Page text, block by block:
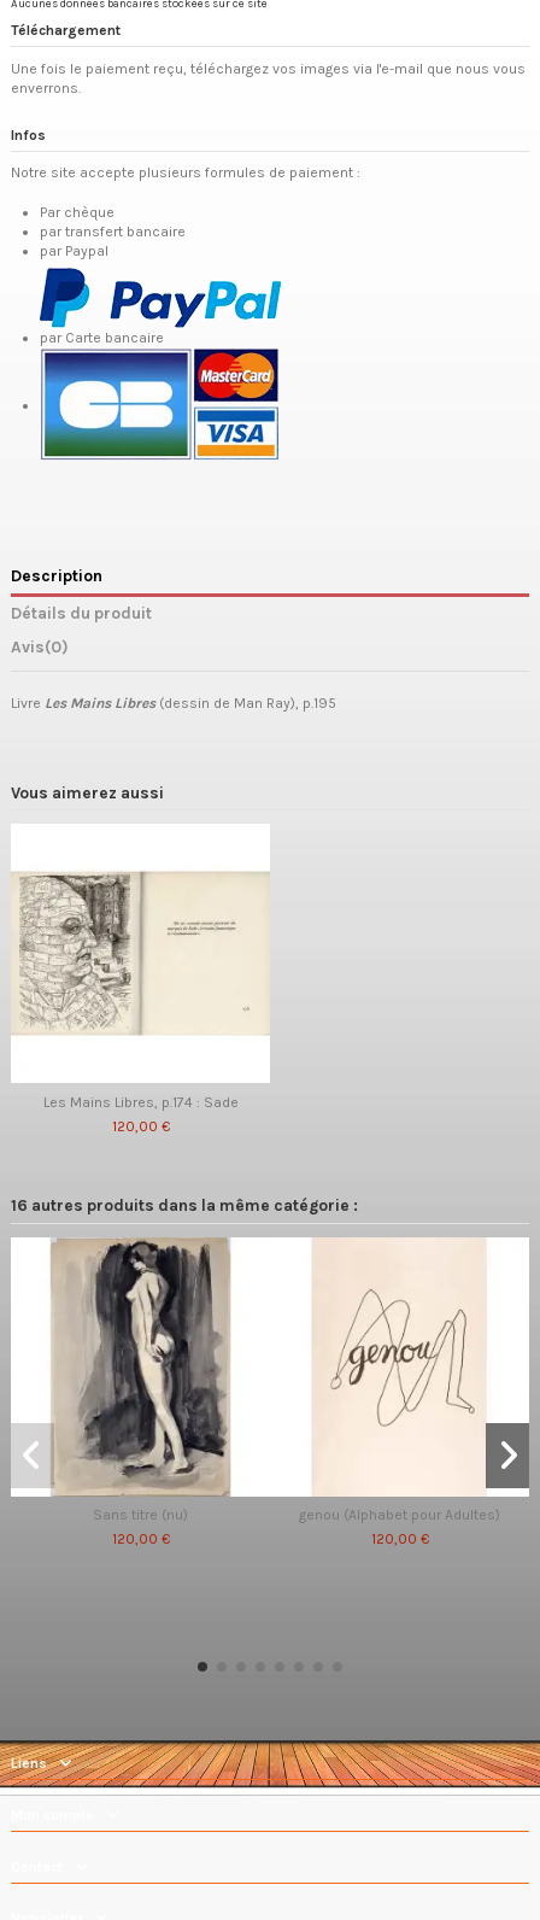
Aucunes données bancaires stockées sur ce site
Téléchargement
Une fois le paiement reçu, téléchargez vos images via l'e-mail que nous vous
enverrons.
Infos
Notre site accepte plusieurs formules de paiement :
Par chèque
par transfert bancaire
par Paypal
par Carte bancaire
Description
Détails du produit
Avis(0)
Livre Les Mains Libres(dessin de Man Ray), p.195
Vous aimerez aussi
Les Mains Libres, p.174 : Sade
120,00 €
16 autres produits dans la même catégorie :
Sans titre (nu)
120,00 €
genou (Alphabet pour Adultes)
120,00 €
Liens